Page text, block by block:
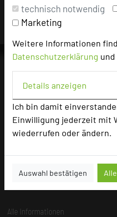
technisch notwendig
Marketing
Weitere Informationen
Datenschutzerklärung und
Details anzeigen
Ich bin damit
Einwilligung jederzeit mit
wiederrufen oder ändern.
Auswahl bestätigen
Die Idee
Über uns
Mission
Kategorie
Alle Informationen